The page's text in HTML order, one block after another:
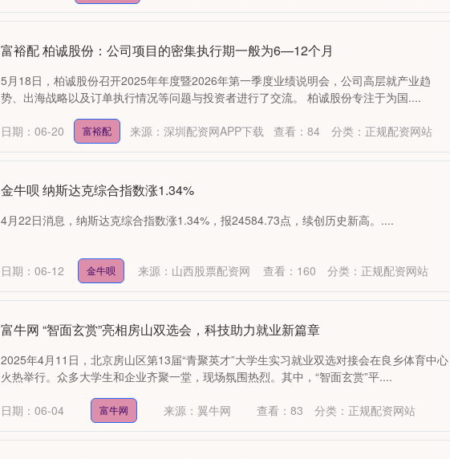
富裕配 柏诚股份：公司项目的密集执行期一般为6—12个月
5月18日，柏诚股份召开2025年年度暨2026年第一季度业绩说明会，公司高层就产业趋
势、出海战略以及订单执行情况等问题与投资者进行了交流。 柏诚股份专注于为国....
日期：06-20 富裕配 来源：深圳配资网APP下载 查看： 84 分类： 正规配资网站
金牛呗 纳斯达克综合指数涨1.34%
4月22日消息，纳斯达克综合指数涨1.34%，报24584.73点，续创历史新高。....
日期：06-12 金牛呗 来源：山西股票配资网 查看： 160 分类： 正规配资网站
富牛网 “智面玄赏”亮相房山双选会，科技助力就业新篇章
2025年4月11日，北京房山区第13届“青聚英才”大学生实习就业双选对接会在良乡体育中心
火热举行。众多大学生和企业齐聚一堂，现场氛围热烈。其中，“智面玄赏”平....
日期：06-04 富牛网 来源：翼牛网 查看：83 分类： 正规配资网站